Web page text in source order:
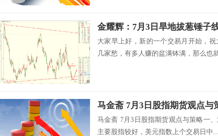
金耀辉：7月3日旱地拔葱锤子
大家早上好，新的一个交易月开始，
几家愁，有多人赚的盆满钵满，那么也
马金斋 7月3日股指期货观
马金斋 7月3日股指期货观点与策略一
主要股指较好，美元指数上个交易日中